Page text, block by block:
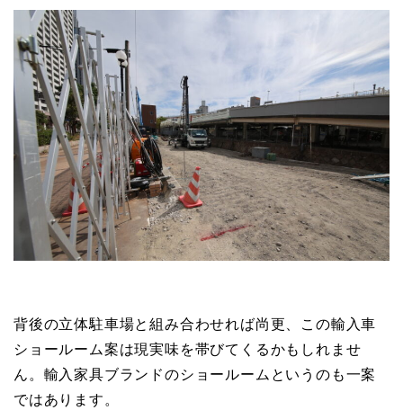
背後の立体駐車場と組み合わせれば尚更、この輸入車
ショールーム案は現実味を帯びてくるかもしれませ
ん。輸入家具ブランドのショールームというのも一案
ではあります。